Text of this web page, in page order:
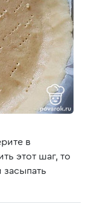
в
этот шаг, то
засыпать